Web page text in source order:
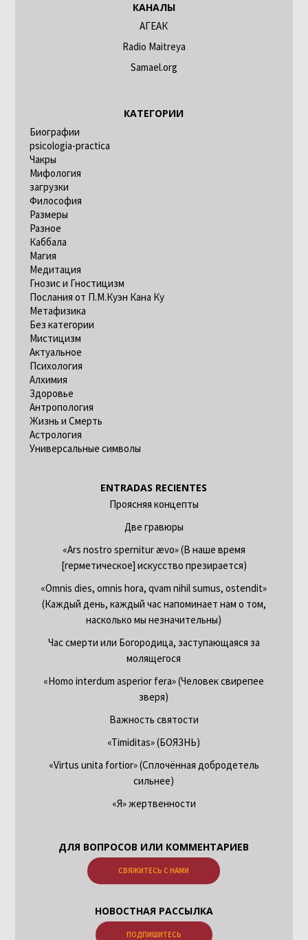
КАНАЛЫ
АГЕАК
Radio Maitreya
Samael.org
КАТЕГОРИИ
Биографии
psicologia-practica
Чакры
Мифология
загрузки
Философия
Размеры
Разное
Каббала
Магия
Медитация
Гнозис и Гностицизм
Послания от П.М.Куэн Кана Ку
Метафизика
Без категории
Мистицизм
Актуальное
Психология
Алхимия
Здоровье
Антропология
Жизнь и Смерть
Астрология
Универсальные символы
ENTRADAS RECIENTES
Проясняя концепты
Две гравюры
«Ars nostro spernitur ævo» (В наше время
[герметическое] искусство презирается)
«Omnis dies, omnis hora, qvam nihil sumus, ostendit»
(Каждый день, каждый час напоминает нам о том,
насколько мы незначительны)
Час смерти или Богородица, заступающаяся за
молящегося
«Homo interdum asperior fera» (Человек свирепее
зверя)
Важность святости
«Timiditas» (БОЯЗНЬ)
«Virtus unita fortior» (Сплочённая добродетель
сильнее)
«Я» жертвенности
ДЛЯ ВОПРОСОВ ИЛИ КОММЕНТАРИЕВ
СВЯЖИТЕСЬ С НАМИ
НОВОСТНАЯ РАССЫЛКА
ПОДПИШИТЕСЬ